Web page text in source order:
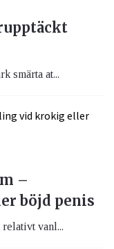
smärta at...
–
böjd penis
vanl...